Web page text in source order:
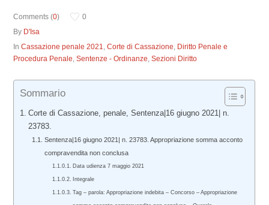
Comments (0)
0
By D'Isa
InCassazione penale 2021,Corte di Cassazione, Diritto Penale e
Procedura Penale,Sentenze - Ordinanze,Sezioni Diritto
Sommario
Corte di Cassazione, penale, Sentenza|16 giugno 2021| n.
23783.
Sentenza|16 giugno 2021| n. 23783. Appropriazione somma acconto
compravendita non conclusa
Data udienza 7 maggio 2021
Integrale
Tag – parola: Appropriazione indebita – Concorso – Appropriazione